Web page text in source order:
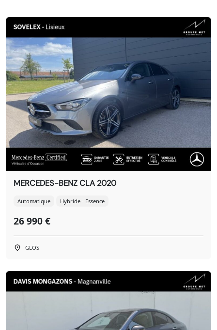
MERCEDES-BENZ CLA 2020
Automatique Hybride - Essence
26 990 €
GLOS